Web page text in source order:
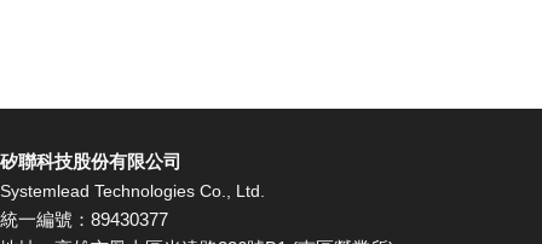
矽聯科技股份有限公司
Systemlead Technologies Co., Ltd.
統一編號：89430377